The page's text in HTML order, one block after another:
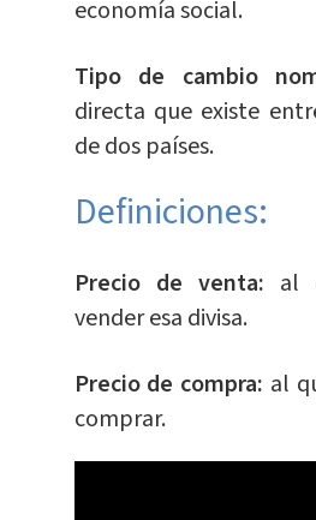
economía social.
Tipo de cambio
directa que existe
de dos países.
Definiciones:
Precio de venta: al
vender esa divisa.
Precio de compra: al
comprar.